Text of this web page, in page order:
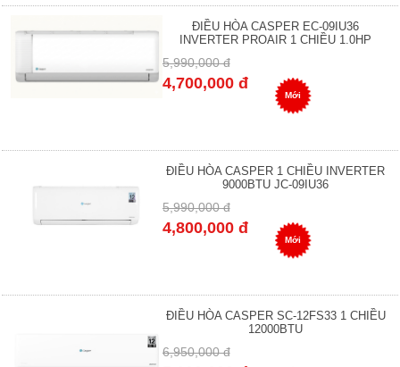
ĐIỀU HÒA CASPER EC-09IU36
INVERTER PROAIR 1 CHIỀU 1.0HP
5,990,000 đ
4,700,000 đ
Mới
ĐIỀU HÒA CASPER 1 CHIỀU INVERTER
9000BTU JC-09IU36
5,990,000 đ
4,800,000 đ
Mới
ĐIỀU HÒA CASPER SC-12FS33 1 CHIỀU
12000BTU
6,950,000 đ